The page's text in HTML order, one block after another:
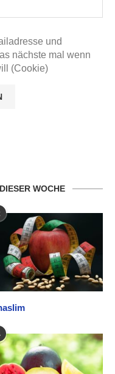
und
nächste mal wenn
(Cookie)
WOCHE